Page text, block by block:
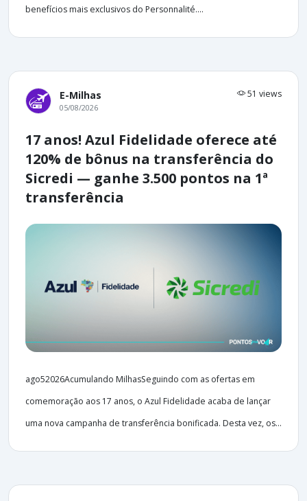
benefícios mais exclusivos do Personnalité....
E-Milhas 51 views
05/08/2026
17 anos! Azul Fidelidade oferece até
120% de bônus na transferência do
Sicredi — ganhe 3.500 pontos na 1ª
transferência
ago52026Acumulando MilhasSeguindo com as ofertas em
comemoração aos 17 anos, o Azul Fidelidade acaba de lançar
uma nova campanha de transferência bonificada. Desta vez, os...